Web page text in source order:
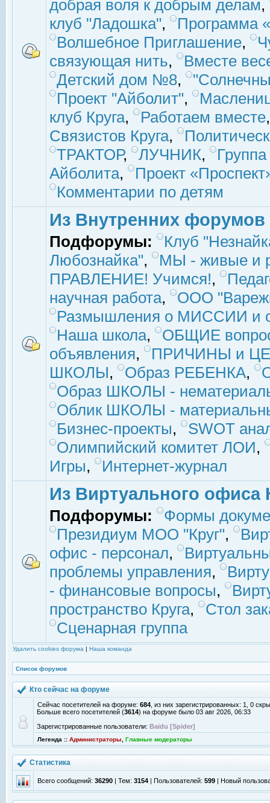
добрая воля к добрым делам,
клуб "Ладошка",
Программа
Волшебное Приглашение,
связующая нить,
Вместе
Детский дом №8,
Проект "Айболит",
клуб Круга, Работаем вместе
Связистов Круга,
ТРАКТОР, ЛУЧНИК,
Айболита,
Проект
Комментарии по детям
Из Внутренних форумов
Подфорумы:
Клуб
Любознайка",
МЫ - живые и
ПРАВЛЕНИЕ! Учимся!,
научная работа,
ООО
Размышления о МИССИИ и
Наша школа,
ОБЩИЕ
объявления,
ПРИЧИНЫ и
ШКОЛЫ, Образ РЕБЕНКА,
Образ ШКОЛЫ -
Облик ШКОЛЫ -
Бизнес-проекты,
SWOT
Олимпийский комитет ЛОИ,
Игры, Интернет-журнал
Из Виртуального офиса
Подфорумы:
Формы
Президиум МОО "Круг",
офис - персонал,
проблемы управления,
- финансовые вопросы,
пространство Круга,
Стол
Сценарная группа
Удалить cookies форума | Наша команда
Список форумов
Кто сейчас на форуме
Сейчас посетителей на форуме: 684 , из них зарегистрированных: 1, 0
Больше всего посетителей (3614) на форуме было 03 авг 2026, 06:33
Зарегистрированные пользователи: Baidu [Spider]
Легенда :: Администраторы Главные модераторы
Статистика
Всего сообщений: 36290 | Тем: 3154 | Пользователей: 599 | Новый